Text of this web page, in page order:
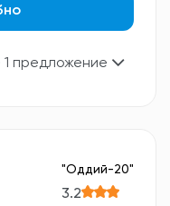
1 предложение
"Оддий-20"
3.2